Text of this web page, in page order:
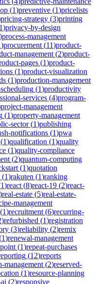
(1)preventive (1)pricelists
pricing-strategy (3)printing
1)privacy-by-design
)process-management
)procurement (11)product-
management (2)product-
pages (1)product-
(1)product-visualization
(1)production-management
(1)productivity
services (4)program-
project-management
(1)property-management
sector(1)publishing
notifications (1)pwa
(1)qualification (1)quality
(1)quality-compliance
(2)quantum-computing
(1)quotation
(1)rakuten (1)ranking
1)react (8)react-19 (2)react-
)real-estate (5)real-estate-
management
(1)recruitment (6)recurring-
)refurbished (1)registration
(3)reliability (2)remix
1)renewal-management
(1)repeat-purchases
(12)reports
management (2)reserved-
(1)resource-planning
(2)responsive